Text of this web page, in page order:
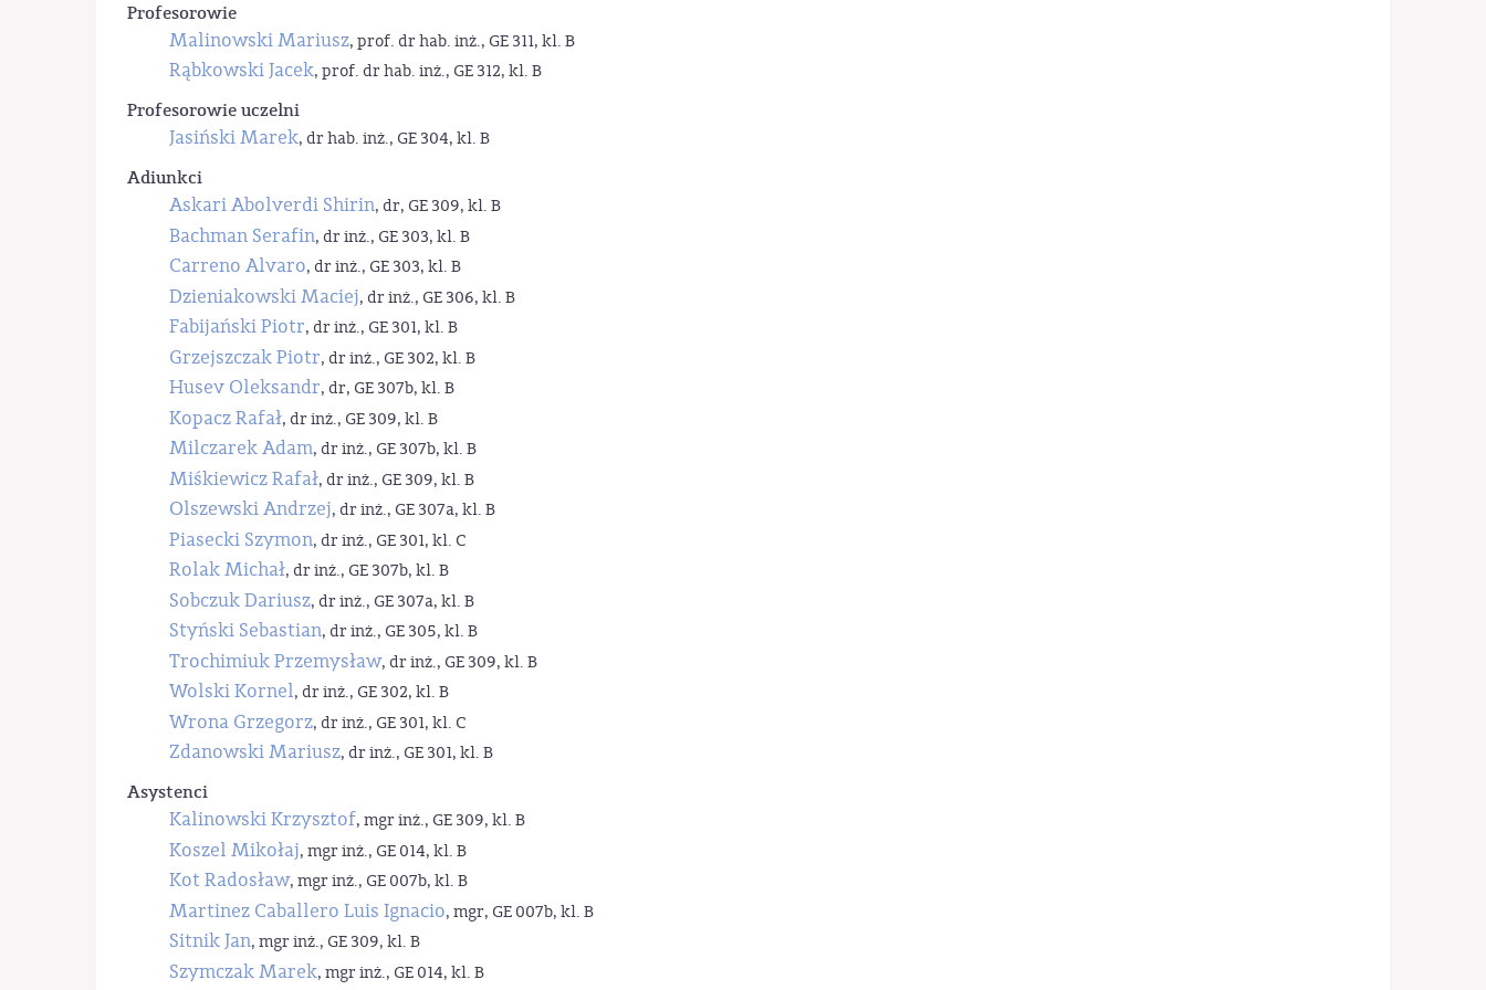
Profesorowie
Malinowski Mariusz, prof. dr hab. inż., GE 311, kl. B
Rąbkowski Jacek, prof. dr hab. inż., GE 312, kl. B
Profesorowie uczelni
Jasiński Marek, dr hab. inż., GE 304, kl. B
Adiunkci
Askari Abolverdi Shirin, dr, GE 309, kl. B
Bachman Serafin, dr inż., GE 303, kl. B
Carreno Alvaro, dr inż., GE 303, kl. B
Dzieniakowski Maciej, dr inż., GE 306, kl. B
Fabijański Piotr, dr inż., GE 301, kl. B
Grzejszczak Piotr, dr inż., GE 302, kl. B
Husev Oleksandr, dr, GE 307b, kl. B
Kopacz Rafał, dr inż., GE 309, kl. B
Milczarek Adam, dr inż., GE 307b, kl. B
Miśkiewicz Rafał, dr inż., GE 309, kl. B
Olszewski Andrzej, dr inż., GE 307a, kl. B
Piasecki Szymon, dr inż., GE 301, kl. C
Rolak Michał, dr inż., GE 307b, kl. B
Sobczuk Dariusz, dr inż., GE 307a, kl. B
Styński Sebastian, dr inż., GE 305, kl. B
Trochimiuk Przemysław, dr inż., GE 309, kl. B
Wolski Kornel, dr inż., GE 302, kl. B
Wrona Grzegorz, dr inż., GE 301, kl. C
Zdanowski Mariusz, dr inż., GE 301, kl. B
Asystenci
Kalinowski Krzysztof, mgr inż., GE 309, kl. B
Koszel Mikołaj, mgr inż., GE 014, kl. B
Kot Radosław, mgr inż., GE 007b, kl. B
Martinez Caballero Luis Ignacio, mgr, GE 007b, kl. B
Sitnik Jan, mgr inż., GE 309, kl. B
Szymczak Marek, mgr inż., GE 014, kl. B